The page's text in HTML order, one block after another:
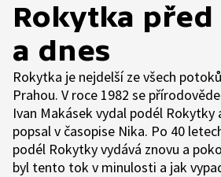
Rokytka před
a dnes
Rokytka je nejdelší ze všech
Prahou. V roce 1982 se
Ivan Makásek vydal podél
popsal v časopise Nika. Po 40
podél Rokytky vydává znovu a
byl tento tok v minulosti a jak